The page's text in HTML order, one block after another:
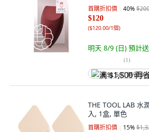
首購折扣價 40%
$120
($120.00/1個)
明天 8/9 (日) 預計
(1)
满 $1,500 再省
THE TOOL LAB 水
入, 1盒, 單色
首購折扣價 15%